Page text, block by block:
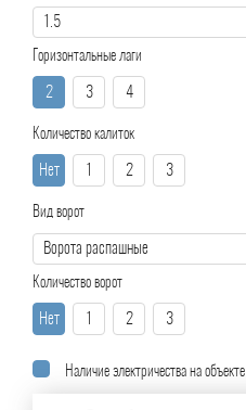
Горизонтальные лаги
2 3 4
Количество калиток
Нет 2 3
Вид ворот
Количество ворот
Нет 2 3
Наличие электричества на объекте